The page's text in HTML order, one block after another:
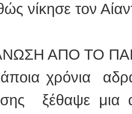
νίκησε τον
ΑΠΟ ΤΟ
χρόνια
ξέθαψε μια